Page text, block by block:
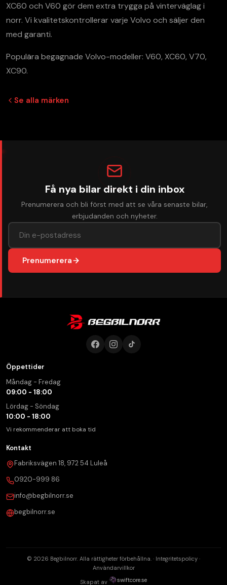
XC60 och V60 gör dem extra trygga på vinterväglag i
norr. Vi kvalitetskontrollerar varje Volvo och säljer den
med garanti.
Populära begagnade Volvo-modeller: V60, XC60, V70,
XC90.
Se alla märken
Få nya bilar direkt i din inbox
Prenumerera och bli först med att se våra senaste bilar,
erbjudanden och nyheter.
Prenumerera
Öppettider
Måndag - Fredag
09:00 - 18:00
Lördag - Söndag
10:00 - 18:00
Vi rekommenderar att boka tid
Kontakt
Fabriksvägen 18, 972 54 Luleå
0920-999 86
info@begbilnorr.se
begbilnorr.se
© 2026 Begbilnorr. Alla rättigheter förbehållna. · Integritetspolicy ·
Användarvillkor
Skapat av
swiftcore.se